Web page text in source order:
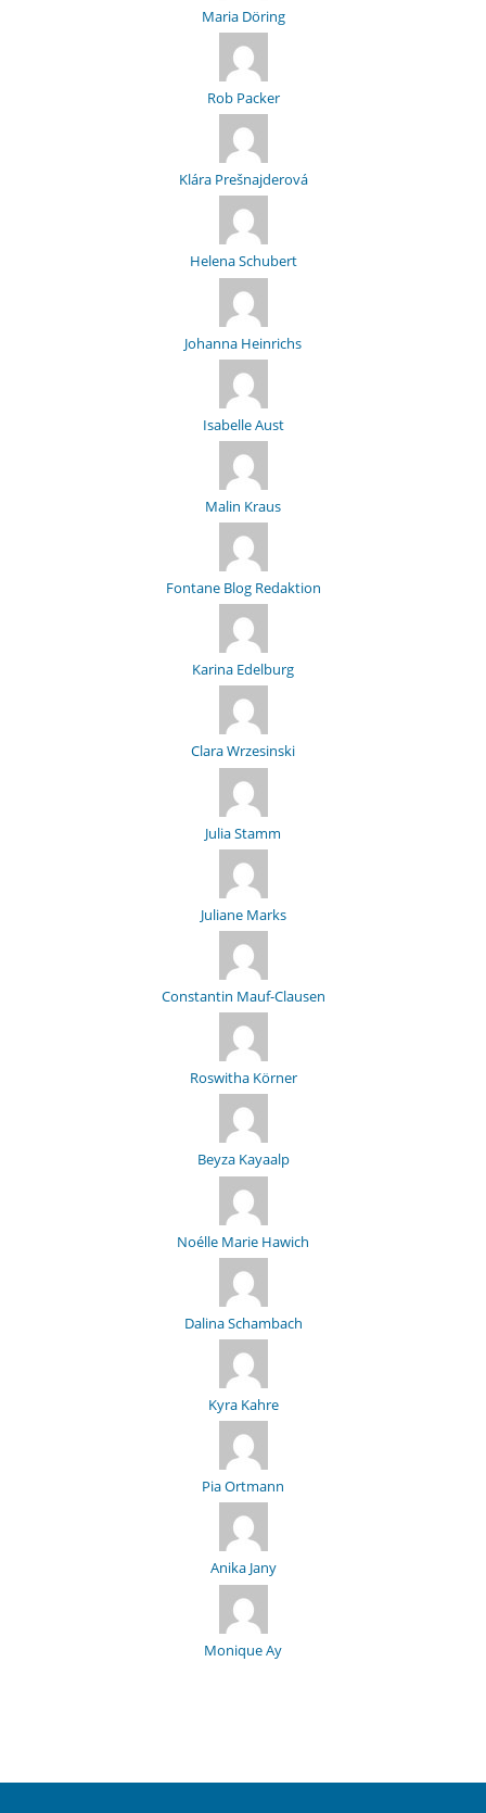
Maria Döring
Rob Packer
Klára Prešnajderová
Helena Schubert
Johanna Heinrichs
Isabelle Aust
Malin Kraus
Fontane Blog Redaktion
Karina Edelburg
Clara Wrzesinski
Julia Stamm
Juliane Marks
Constantin Mauf-Clausen
Roswitha Körner
Beyza Kayaalp
Noélle Marie Hawich
Dalina Schambach
Kyra Kahre
Pia Ortmann
Anika Jany
Monique Ay